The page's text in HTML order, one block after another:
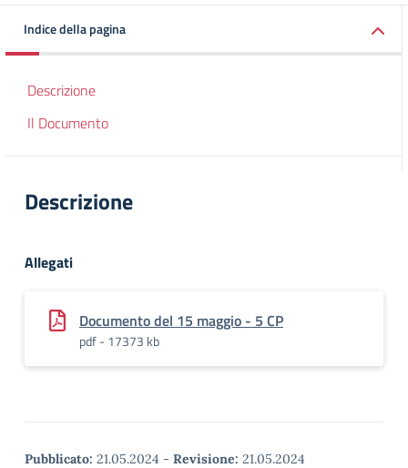
Indice della pagina
Descrizione
Il Documento
Descrizione
Allegati
Documento del 15 maggio - 5 CP
pdf - 17373 kb
Pubblicato: 21.05.2024 - Revisione: 21.05.2024